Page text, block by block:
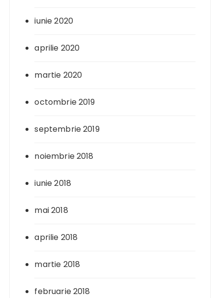
iunie 2020
aprilie 2020
martie 2020
octombrie 2019
septembrie 2019
noiembrie 2018
iunie 2018
mai 2018
aprilie 2018
martie 2018
februarie 2018